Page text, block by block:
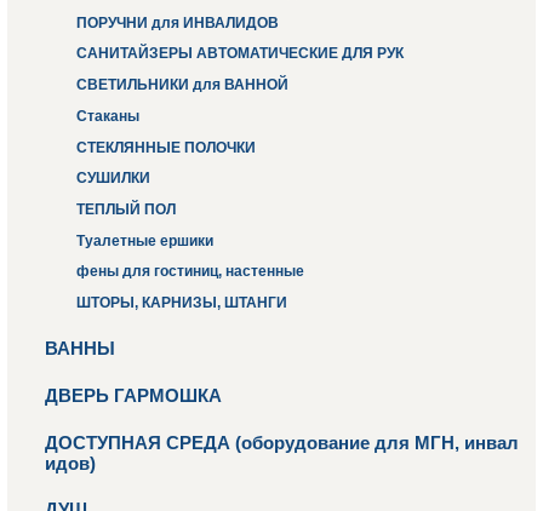
ПОРУЧНИ для ИНВАЛИДОВ
САНИТАЙЗЕРЫ АВТОМАТИЧЕСКИЕ ДЛЯ РУК
СВЕТИЛЬНИКИ для ВАННОЙ
Стаканы
СТЕКЛЯННЫЕ ПОЛОЧКИ
СУШИЛКИ
ТЕПЛЫЙ ПОЛ
Туалетные ершики
фены для гостиниц, настенные
ШТОРЫ, КАРНИЗЫ, ШТАНГИ
ВАННЫ
ДВЕРЬ ГАРМОШКА
ДОСТУПНАЯ СРЕДА (оборудование для МГН, инвал
идов)